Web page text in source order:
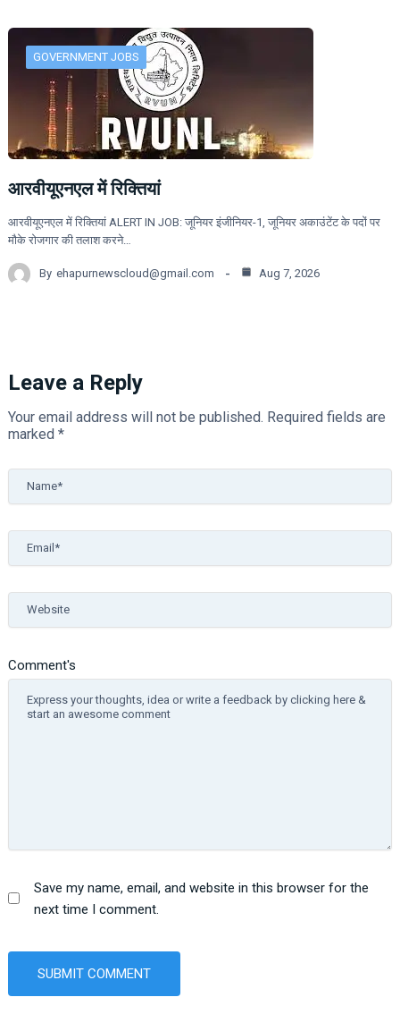
GOVERNMENT JOBS
आरवीयूएनएल में रिक्तियां
आरवीयूएनएल में रिक्तियां ALERT IN JOB: जूनियर इंजीनियर-1, जूनियर अकाउंटेंट के पदों पर
मौके रोजगार की तलाश करने…
By ehapurnewscloud@gmail.com Aug 7, 2026
Leave a Reply
Your email address will not be published. Required fields are
marked *
Comment's
Name*
Email*
Website
Save my name, email, and website in this browser for the
next time I comment.